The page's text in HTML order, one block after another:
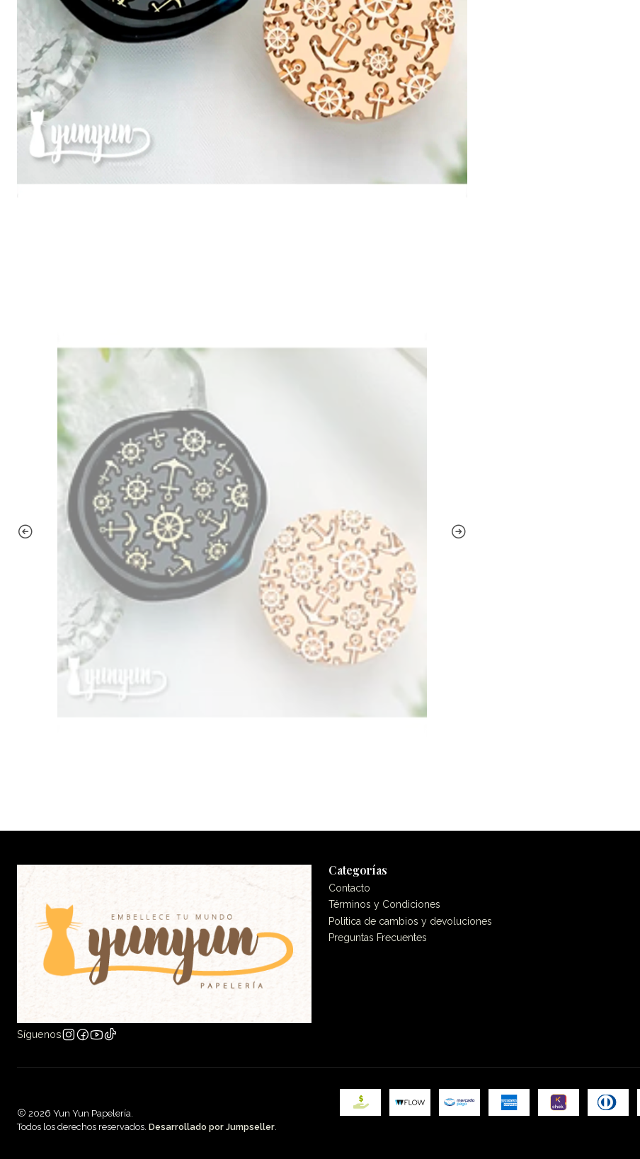
Síguenos
Categorías
Contacto
Términos y Condiciones
Politica de cambios y devoluciones
Preguntas Frecuentes
2026 Yun Yun Papelería.
Todos los derechos reservados. Desarrollado por Jumpseller.